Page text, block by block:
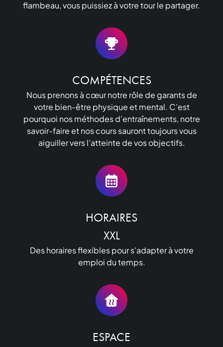
flambeau, vous puissiez à votre tour le partager.
COMPÉTENCES
Nous prenons à cœur notre rôle de garants de
votre bien-être physique et mental. C’est
pourquoi nos méthodes d’entraînements, notre
savoir-faire et nos cours sauront toujours vous
aiguiller vers l’atteinte de vos objectifs.
HORAIRES
XXL
Des horaires flexibles pour s'adapter à votre
emploi du temps.
ESPACE